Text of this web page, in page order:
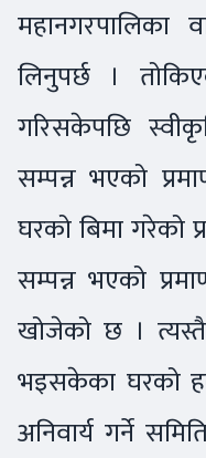
महानगरपालिका
लिनुपर्छ ।
गरिसकेपछि
सम्पन्न भएको
घरको बिमा गरेको
सम्पन्न भएको
खोजेको छ । त्यस्तै,
भइसकेका घरको
अनिवार्य गर्ने